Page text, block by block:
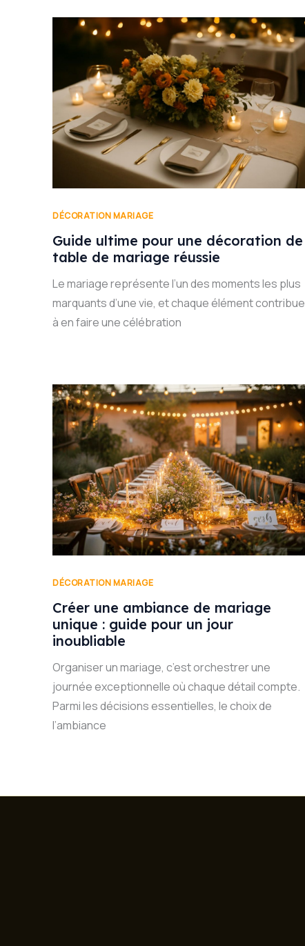
DÉCORATION MARIAGE
Guide ultime pour une décoration de
table de mariage réussie
Le mariage représente l’un des moments les plus
marquants d’une vie, et chaque élément contribue
à en faire une célébration
DÉCORATION MARIAGE
Créer une ambiance de mariage
unique : guide pour un jour
inoubliable
Organiser un mariage, c’est orchestrer une
journée exceptionnelle où chaque détail compte.
Parmi les décisions essentielles, le choix de
l’ambiance